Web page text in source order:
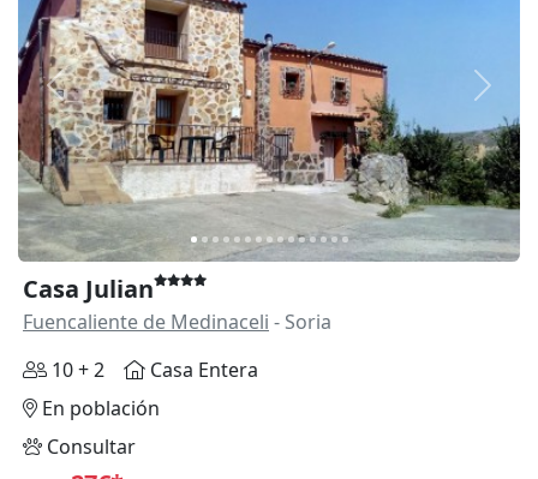
Anterior
Casa Julian
Fuencaliente de Medinaceli - Soria
10 + 2
Casa Entera
En población
Consultar